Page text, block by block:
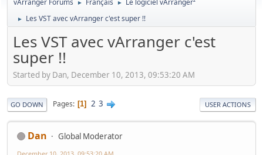
vArranger Forums ► Français ► Le logiciel vArranger²
► Les VST avec vArranger c'est super !!
Les VST avec vArranger c'est
super !!
Started by Dan, December 10, 2013, 09:53:20 AM
GO DOWN Pages 1 2 3 USER ACTIONS
Dan Global Moderator
December 10, 2013, 09:53:20 AM